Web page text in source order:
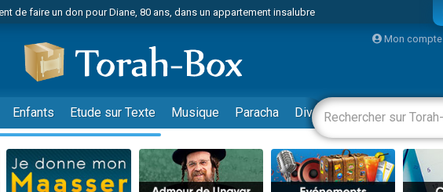
de faire un don pour Diane, 80 ans, dans un appartement insalubre
de demander une bénédiction
dans Torah-Box Music
de faire un don pour Sauvez la jambe de Yohan
étudier en groupe sur Zoom
nous rejoindre sur WhatsApp
nous rejoindre sur WhatsApp
Mon compte
Enfants Etude sur Texte Musique Paracha Divertissements Livres